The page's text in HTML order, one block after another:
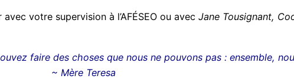
votre supervision à l’AFÉSEO ou avec Jane Tousignant,
faire des choses que nous ne pouvons pas : ensemble,
~ Mère Teresa